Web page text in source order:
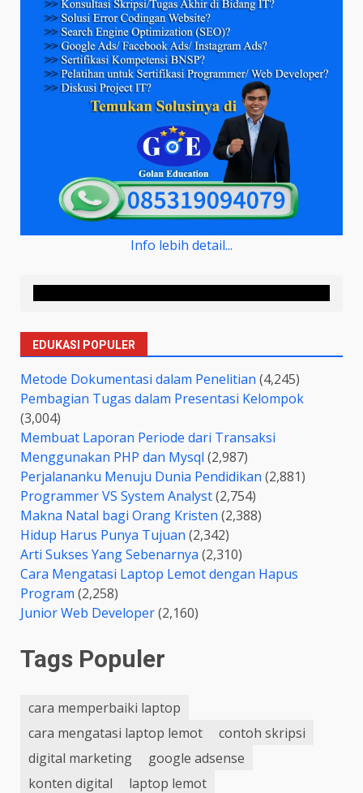
Info lebih detail...
EDUKASI POPULER
Metode Dokumentasi dalam Penelitian (4,245)
Pembagian Tugas dalam Presentasi Kelompok
(3,004)
Membuat Laporan Periode dari Transaksi
Menggunakan PHP dan Mysql (2,987)
Perjalananku Menuju Dunia Pendidikan (2,881)
Programmer VS System Analyst(2,754)
Makna Natal bagi Orang Kristen (2,388)
Hidup Harus Punya Tujuan (2,342)
Arti Sukses Yang Sebenarnya (2,310)
Cara Mengatasi Laptop Lemot dengan Hapus
Program (2,258)
Junior Web Developer(2,160)
Tags Populer
cara memperbaiki laptop
cara mengatasi laptop lemot
contoh skripsi
digital marketing
google adsense
konten digital
laptop lemot